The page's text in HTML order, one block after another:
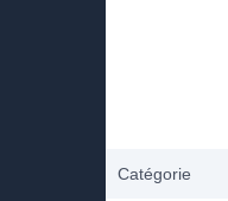
Catégorie